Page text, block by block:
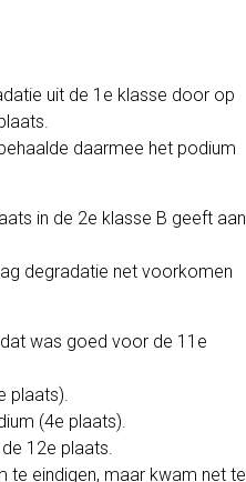
uit de 1e klasse door op
daarmee het podium
in de 2e klasse B geeft aan
degradatie net voorkomen
was goed voor de 11e
plaats).
(4e plaats).
12e plaats.
te eindigen, maar kwam net te